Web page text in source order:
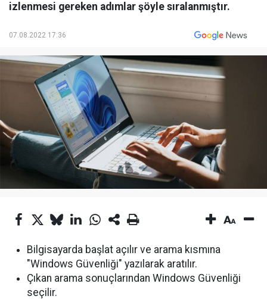
izlenmesi gereken adımlar şöyle sıralanmıştır.
07.08.2022 17:36
Bilgisayarda başlat açılır ve arama kısmına
"Windows Güvenliği" yazılarak aratılır.
Çıkan arama sonuçlarından Windows Güvenliği
seçilir.